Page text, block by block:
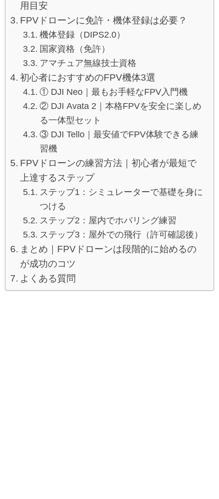
用目安
FPVドローンに免許・機体登録は必要？
機体登録（DIPS2.0）
国家資格（免許）
アマチュア無線技士資格
初心者におすすめのFPV機体3選
① DJI Neo｜最もお手軽なFPV入門機
② DJI Avata 2｜本格FPVを安全に楽しめ
る一体型セット
③ DJI Tello｜最安値でFPV体験できる練
習機
FPVドローンの練習方法｜初心者が最短で
上達するステップ
ステップ1：シミュレーターで基礎を身に
つける
ステップ2：屋内でホバリング練習
ステップ3：屋外での飛行（許可確認後）
まとめ｜FPVドローンは段階的に始めるの
が成功のコツ
よくある質問